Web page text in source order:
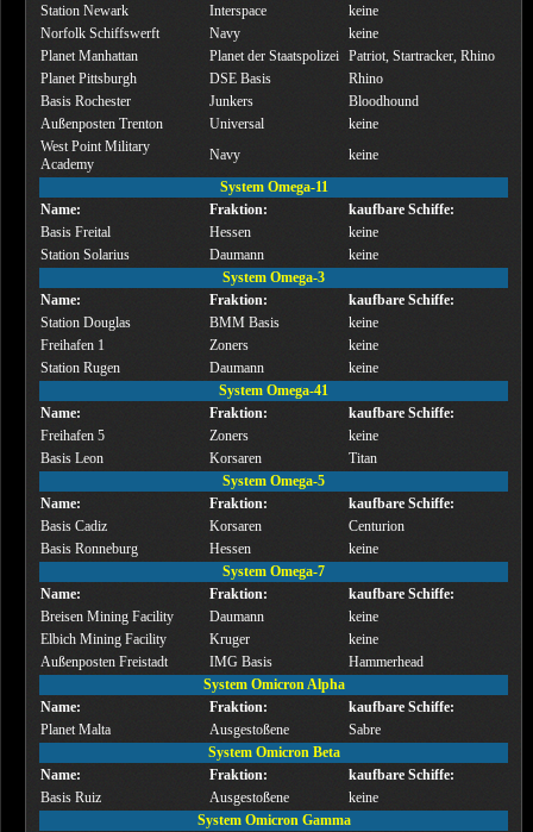
Station Newark
Interspace
keine
Norfolk Schiffswerft
Navy
keine
Planet Manhattan
Planet der Staatspolizei Patriot, Startracker, Rhino
Planet Pittsburgh
DSE Basis
Rhino
Basis Rochester
Junkers
Bloodhound
Außenposten Trenton
Universal
keine
West Point Military
Academy
Navy
keine
System Omega-11
Name:
Fraktion:
kaufbare Schiffe:
Basis Freital
Hessen
keine
Station Solarius
Daumann
keine
System Omega-3
Name:
Fraktion:
kaufbare Schiffe:
Station Douglas
BMM Basis
keine
Freihafen 1
Zoners
keine
Station Rugen
Daumann
keine
System Omega-41
Name:
Fraktion:
kaufbare Schiffe:
Freihafen 5
Zoners
keine
Basis Leon
Korsaren
Titan
System Omega-5
Name:
Fraktion:
kaufbare Schiffe:
Basis Cadiz
Korsaren
Centurion
Basis Ronneburg
Hessen
keine
System Omega-7
Name:
Fraktion:
kaufbare Schiffe:
Breisen Mining Facility
Daumann
keine
Elbich Mining Facility
Kruger
keine
Außenposten Freistadt
IMG Basis
Hammerhead
System Omicron Alpha
Name:
Fraktion:
kaufbare Schiffe:
Planet Malta
Ausgestoßene
Sabre
System Omicron Beta
Name:
Fraktion:
kaufbare Schiffe:
Basis Ruiz
Ausgestoßene
keine
System Omicron Gamma